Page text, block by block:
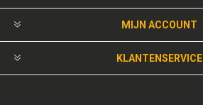
MIJN ACCOUNT
KLANTENSERVICE